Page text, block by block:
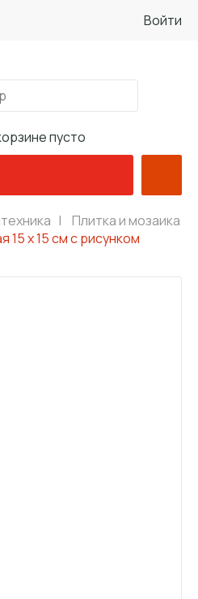
Войти
пусто
|
Плитка и мозаика
15 х 15 см с рисунком